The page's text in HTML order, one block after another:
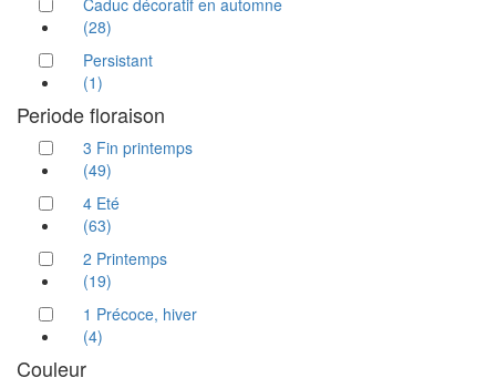
(28)
Persistant
(1)
Periode floraison
3 Fin printemps
(49)
4 Eté
(63)
2 Printemps
(19)
1 Précoce, hiver
(4)
Couleur